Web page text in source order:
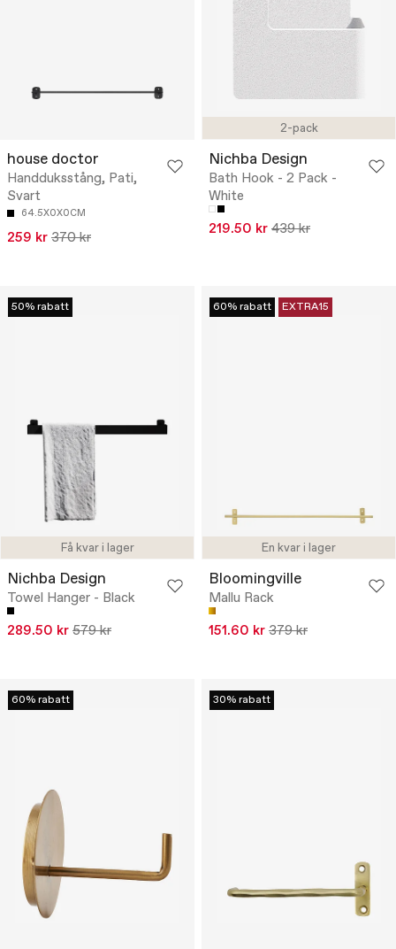
house doctor
Handduksstång, Pati,
Svart
64.5X0X0CM
259 kr 370 kr
2-pack
Nichba Design
Bath Hook - 2 Pack -
White
219.50 kr 439 kr
Få kvar i lager
50% rabatt
Nichba Design
Towel Hanger - Black
289.50 kr 579 kr
En kvar i lager
60% rabatt EXTRA15
Bloomingville
Mallu Rack
151.60 kr 379 kr
60% rabatt 30% rabatt